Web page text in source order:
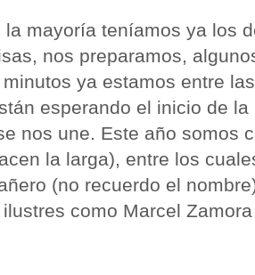
la mayoría teníamos ya los
nos preparamos,
minutos ya estamos entre
esperando el inicio de
nos une. Este año somos
la larga), entre los
(no recuerdo el
como Marcel